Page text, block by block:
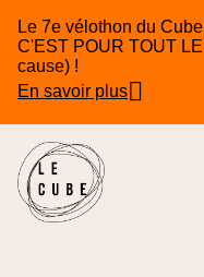
Le 7e vélothon du
C'EST POUR TOUT
cause) !
En savoir plus